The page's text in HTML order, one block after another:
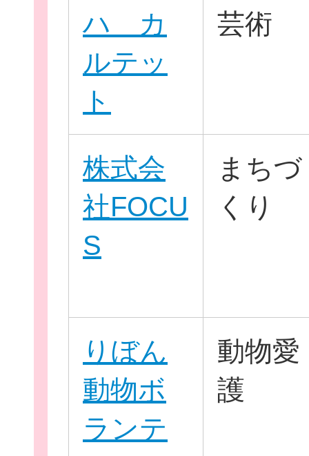
ボランティ
企業・
ハ カ
ルテッ
ト
芸術
株式会
社FOCU
S
まちづ
くり
りぼん
動物ボ
ランテ
動物愛
護